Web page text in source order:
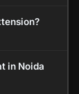
in Noida